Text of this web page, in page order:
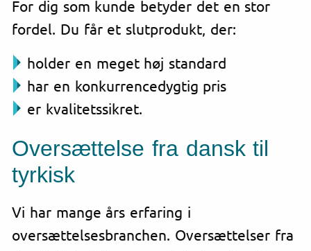
For dig som kunde betyder det en stor
fordel. Du får et slutprodukt, der:
holder en meget høj standard
har en konkurrencedygtig pris
er kvalitetssikret.
Oversættelse fra dansk til
tyrkisk
Vi har mange års erfaring i
oversættelsesbranchen. Oversættelser fra